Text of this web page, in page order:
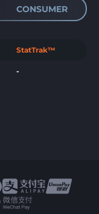
CONSUMER
StatTrak™
-